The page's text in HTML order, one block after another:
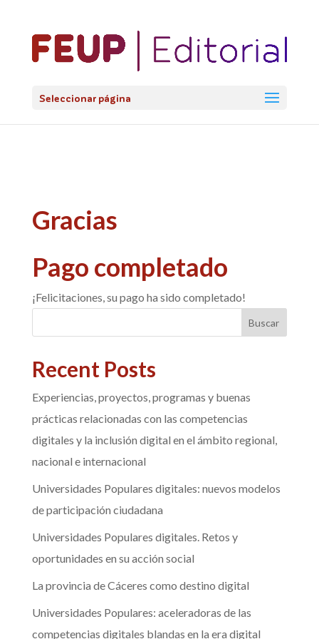
Seleccionar página
Gracias
Pago completado
¡Felicitaciones, su pago ha sido completado!
Buscar
Recent Posts
Experiencias, proyectos, programas y buenas
prácticas relacionadas con las competencias
digitales y la inclusión digital en el ámbito regional,
nacional e internacional
Universidades Populares digitales: nuevos modelos
de participación ciudadana
Universidades Populares digitales. Retos y
oportunidades en su acción social
La provincia de Cáceres como destino digital
Universidades Populares: aceleradoras de las
competencias digitales blandas en la era digital